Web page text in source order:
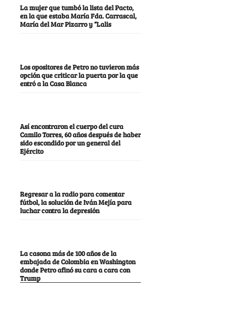
La mujer que tumbó la lista del Pacto,
en la que estaba María Fda. Carrascal,
María del Mar Pizarro y “Lalis
Los opositores de Petro no tuvieron más
opción que criticar la puerta por la que
entró a la Casa Blanca
Así encontraron el cuerpo del cura
Camilo Torres, 60 años después de haber
sido escondido por un general del
Ejército
Regresar a la radio para comentar
fútbol, la solución de Iván Mejía para
luchar contra la depresión
La casona más de 100 años de la
embajada de Colombia en Washington
donde Petro afinó su cara a cara con
Trump